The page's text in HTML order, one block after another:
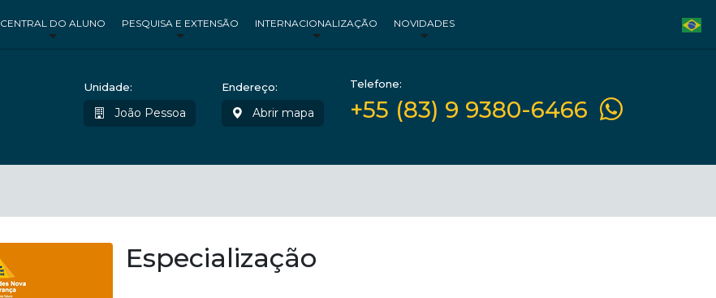
CENTRAL DO ALUNO PESQUISA E EXTENSÃO INTERNACIONALIZAÇÃO NOVIDADES
Unidade:
João Pessoa
Endereço:
Abrir mapa
Telefone:
+55 (83) 9 9380-6466
Especialização